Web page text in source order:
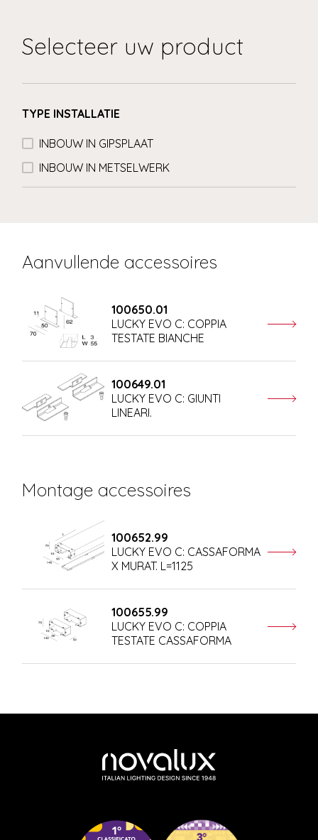
Selecteer uw product
TYPE INSTALLATIE
INBOUW IN GIPSPLAAT
INBOUW IN METSELWERK
Aanvullende accessoires
100650.01
LUCKY EVO C: COPPIA
TESTATE BIANCHE
100649.01
LUCKY EVO C: GIUNTI
LINEARI.
Montage accessoires
100652.99
LUCKY EVO C: CASSAFORMA
X MURAT. L=1125
100655.99
LUCKY EVO C: COPPIA
TESTATE CASSAFORMA